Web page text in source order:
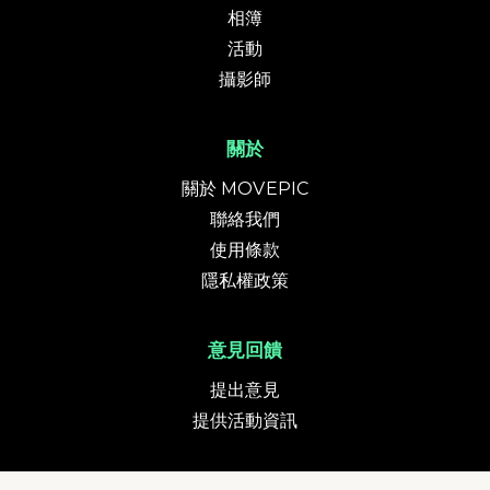
相簿
活動
攝影師
關於
關於 MOVEPIC
聯絡我們
使用條款
隱私權政策
意見回饋
提出意見
提供活動資訊